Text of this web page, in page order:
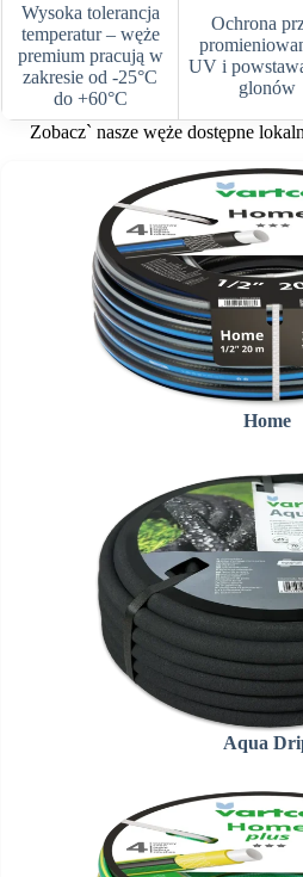
Wysoka tolerancja
temperatur – węże
premium pracują w
zakresie od -25°C
do +60°C
Ochrona
UV i
glonów
Zobacz` nasze węże dostępne
Home
Aqua